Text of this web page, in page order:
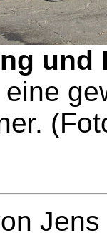
und
Jens